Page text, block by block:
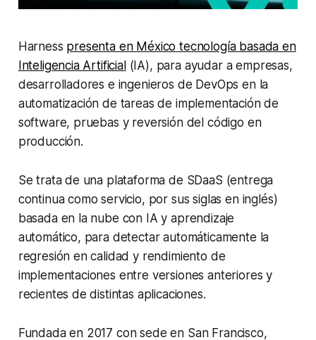
Harness presenta en México tecnología basada en
Inteligencia Artificial (IA), para ayudar a empresas,
desarrolladores e ingenieros de DevOps en la
automatización de tareas de implementación de
software, pruebas y reversión del código en
producción.
Se trata de una plataforma de SDaaS (entrega
continua como servicio, por sus siglas en inglés)
basada en la nube con IA y aprendizaje
automático, para detectar automáticamente la
regresión en calidad y rendimiento de
implementaciones entre versiones anteriores y
recientes de distintas aplicaciones.
Fundada en 2017 con sede en San Francisco,